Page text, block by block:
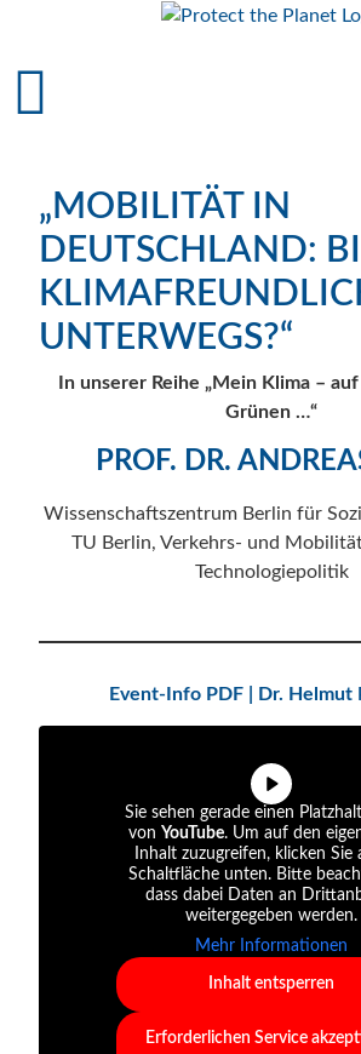
„MOBILITÄT IN
DEUTSCHLAND:
UNTERWEGS?“
In unserer Reihe „Mein Klima –
Grünen …“
PROF. DR.
Wissenschaftszentrum Berlin für
TU Berlin, Verkehrs- und
Technologiepolitik
Event-Info PDF | Dr. Helmut
Sie sehen gerade einen
von YouTube. Um auf den
Inhalt zuzugreifen, klicken Sie
Schaltfläche unten. Bitte
dass dabei Daten an
weitergegeben werden.
Mehr Informationen
Inhalt entsperren
Erforderlichen Service